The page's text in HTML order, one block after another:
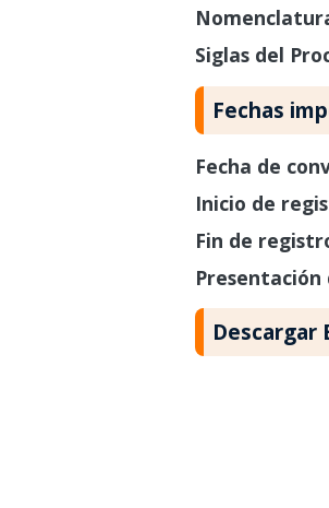
Siglas del
Fechas
Fecha de
Inicio de
Fin de
Presentación
Descargar